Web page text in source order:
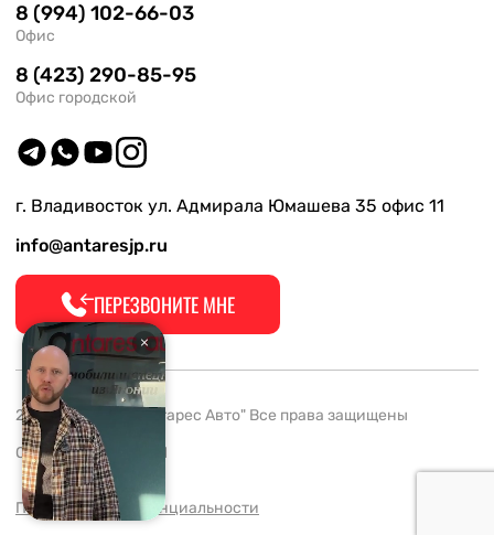
8 (994) 102-66-03
Офис
8 (423) 290-85-95
Офис городской
г. Владивосток ул. Адмирала Юмашева 35 офис 11
info@antaresjp.ru
ПЕРЕЗВОНИТЕ МНЕ
2008-2026 ООО "Антарес Авто" Все права защищены
ОГРН 1132537005061
Политика конфиденциальности